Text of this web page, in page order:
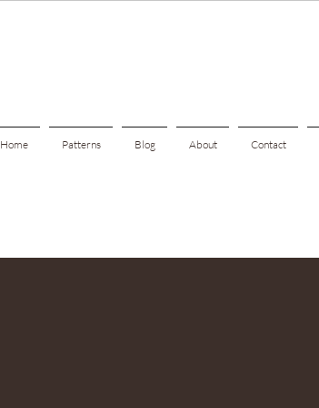
Home Patterns Blog About Contact